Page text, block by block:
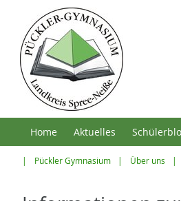
Home Aktuelles
Pückler Gymnasium Über uns